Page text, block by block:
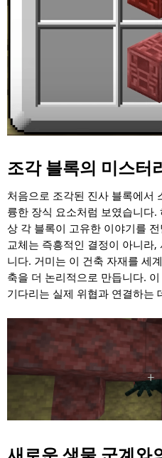
조각 블록의 미스터
처음으로 조각된 진사 블록에서
륭한 장식 요소처럼 보였습니다
상 각 블록이 고유한 이야기를
교체는 즉흥적인 결정이 아니라
니다. 거미는 이 건축 자재를 세
축을 더 논리적으로 만듭니다.
기다리는 실제 위협과 연결하는